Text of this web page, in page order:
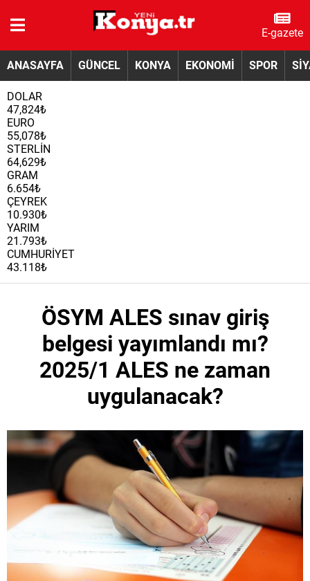
E-gazete
ANASAYFA GÜNCEL KONYA EKONOMİ SPOR
DOLAR
47,824₺
EURO
55,078₺
STERLİN
64,629₺
GRAM
6.654₺
ÇEYREK
10.930₺
YARIM
21.793₺
CUMHURİYET
43.118₺
ÖSYM ALES sınav giriş
belgesi yayımlandı mı?
2025/1 ALES ne zaman
uygulanacak?